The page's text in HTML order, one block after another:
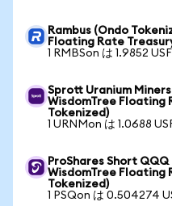
Rambus (Ondo
Floating Rate
1 RMBSon は 1.9852
Sprott Uranium Miners
WisdomTree Floating
Tokenized)
1 URNMon は 1.0688
ProShares Short
WisdomTree Floating
Tokenized)
1 PSQon は 0.504274